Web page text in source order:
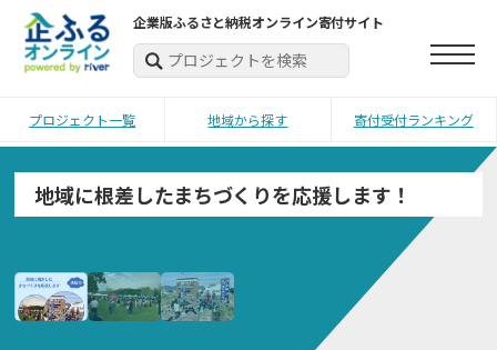
企業版ふるさと納税オンライン寄付サイト
プロジェクト一覧 地域から探す 寄付受付ランキング
地域に根差したまちづくりを応援します！